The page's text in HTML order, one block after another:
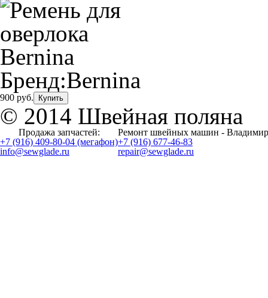
Бренд:Bernina
900 руб. Купить
© 2014 Швейная поляна
Продажа запчастей:
Ремонт швейных машин -
+7 (916) 409-80-04 (мегафон)
info@sewglade.ru
+7 (916) 677-46-83
repair@sewglade.ru